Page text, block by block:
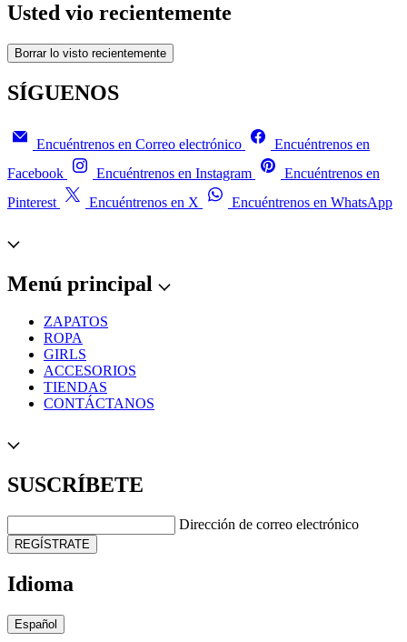
Usted vio recientemente
Borrar lo visto recientemente
SÍGUENOS
Encuéntrenos en Correo electrónico
Encuéntrenos en
Facebook
Encuéntrenos en Instagram
Encuéntrenos en
Pinterest
Encuéntrenos en X Encuéntrenos en WhatsApp
Menú principal
ZAPATOS
ROPA
GIRLS
ACCESORIOS
TIENDAS
CONTÁCTANOS
SUSCRÍBETE
Dirección de correo electrónico
REGÍSTRATE
Idioma
Español